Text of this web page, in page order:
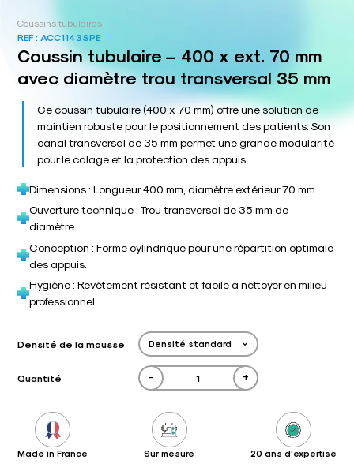
Coussins tubulaires
REF : ACC1143SPE
Coussin tubulaire – 400 x ext. 70 mm
avec diamètre trou transversal 35 mm
Ce coussin tubulaire (400 x 70 mm) offre une solution de
maintien robuste pour le positionnement des patients. Son
canal transversal de 35 mm permet une grande modularité
pour le calage et la protection des appuis.
Dimensions : Longueur 400 mm, diamètre extérieur 70 mm.
Ouverture technique : Trou transversal de 35 mm de
diamètre.
Conception : Forme cylindrique pour une répartition optimale
des appuis.
Hygiène : Revêtement résistant et facile à nettoyer en milieu
professionnel.
Densité de la mousse
Quantité - +
Made in France Sur mesure 20 ans d'expertise